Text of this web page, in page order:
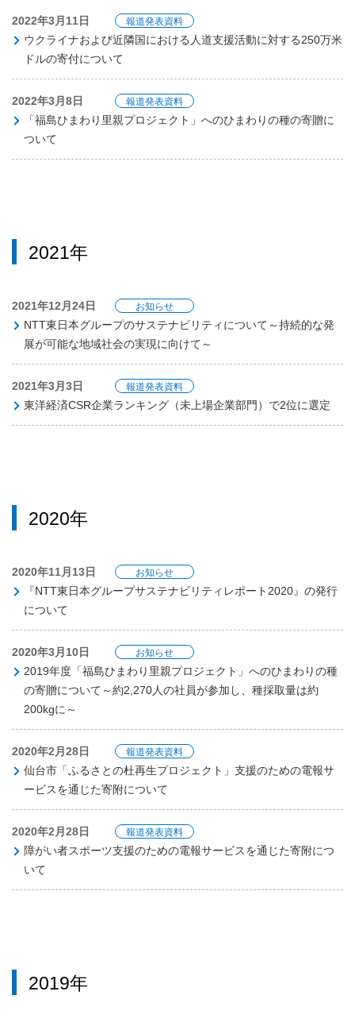
2022年3月11日 報道発表資料
ウクライナおよび近隣国における人道支援活動に対する250万米
ドルの寄付について
2022年3月8日 報道発表資料
「福島ひまわり里親プロジェクト」へのひまわりの種の寄贈に
ついて
2021年
2021年12月24日 お知らせ
NTT東日本グループのサステナビリティについて～持続的な発
展が可能な地域社会の実現に向けて～
2021年3月3日 報道発表資料
東洋経済CSR企業ランキング（未上場企業部門）で2位に選定
2020年
2020年11月13日 お知らせ
『NTT東日本グループサステナビリティレポート2020』の発行
について
2020年3月10日 お知らせ
2019年度「福島ひまわり里親プロジェクト」へのひまわりの種
の寄贈について～約2,270人の社員が参加し、種採取量は約
200kgに～
2020年2月28日 報道発表資料
仙台市「ふるさとの杜再生プロジェクト」支援のための電報サ
ービスを通じた寄附について
2020年2月28日 報道発表資料
障がい者スポーツ支援のための電報サービスを通じた寄附につ
いて
2019年